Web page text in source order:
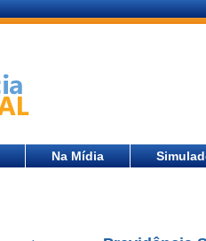
Na Mídia